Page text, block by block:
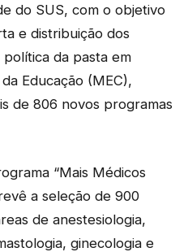
do SUS, com o objetivo
e distribuição dos
da pasta em
Educação (MEC),
de 806 novos programas
“Mais Médicos
a seleção de 900
de anestesiologia,
ginecologia e